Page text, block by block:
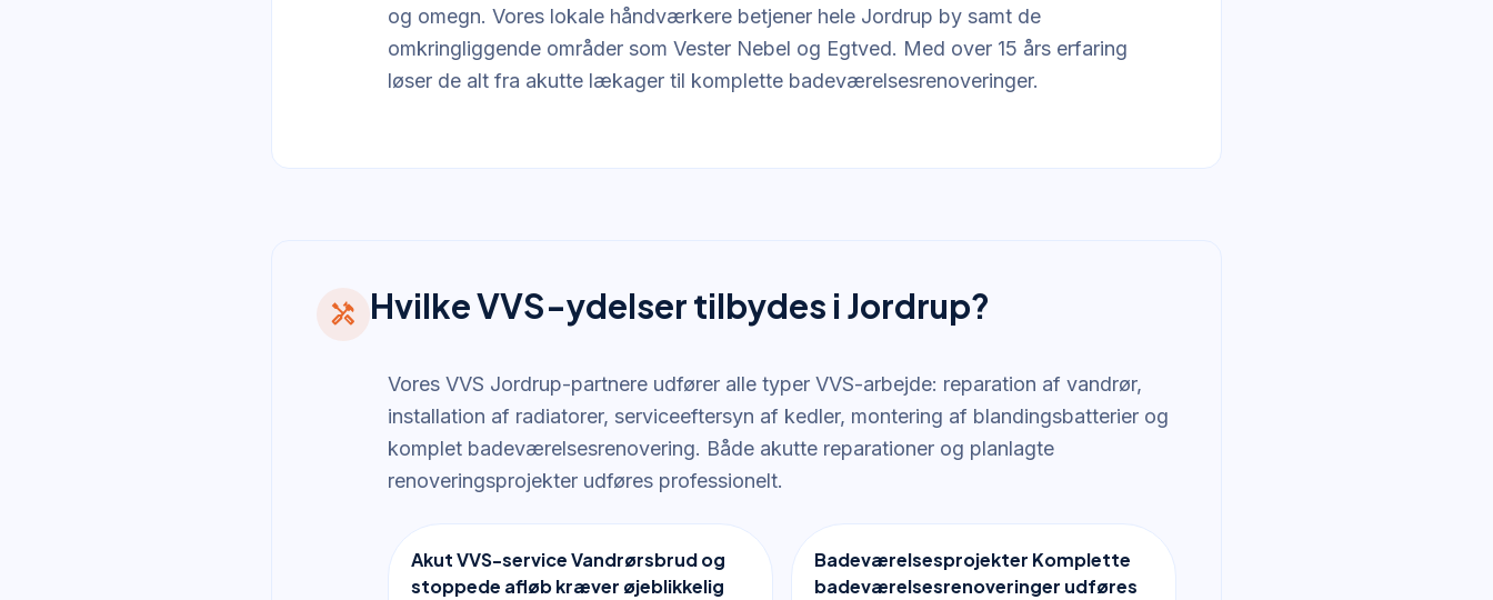
og omegn. Vores lokale håndværkere betjener hele Jordrup by samt de
omkringliggende områder som Vester Nebel og Egtved. Med over 15 års erfaring
løser de alt fra akutte lækager til komplette badeværelsesrenoveringer.
handyman Hvilke VVS-ydelser tilbydes i Jordrup?
Vores VVS Jordrup-partnere udfører alle typer VVS-arbejde: reparation af vandrør,
installation af radiatorer, serviceeftersyn af kedler, montering af blandingsbatterier og
komplet badeværelsesrenovering. Både akutte reparationer og planlagte
renoveringsprojekter udføres professionelt.
Akut VVS-service Vandrørsbrud og
stoppede afløb kræver øjeblikkelig
Badeværelsesprojekter Komplette
badeværelsesrenoveringer udføres